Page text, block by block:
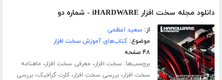
دانلود مجله سخت افزار iHARDWARE - شماره دو
از:سعید اعظمی
موضوع:کتاب‌های آموزش سخت افزار
۴۸ صفحه
برچسب‌ها: سخت افزار، معرفی سخت افزار، ماهنامه
سخت افزار،بررسی سخت افزار،کارت گرافیک،بررسی